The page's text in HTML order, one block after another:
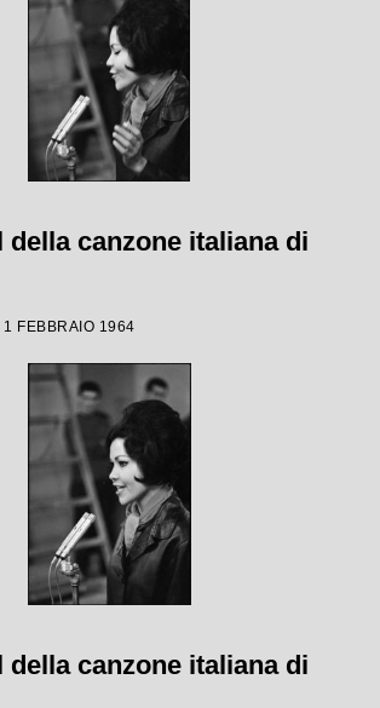
della canzone italiana di
FEBBRAIO 1964
della canzone italiana di